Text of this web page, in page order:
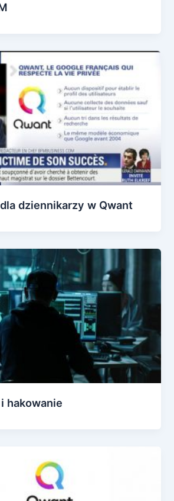
dziennikarzy w Qwant
hakowanie